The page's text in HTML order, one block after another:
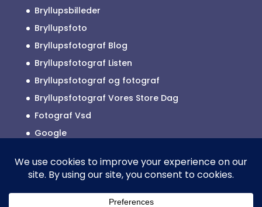
Bryllupsbilleder
Bryllupsfoto
Bryllupsfotograf Blog
Bryllupsfotograf Listen
Bryllupsfotograf og fotograf
Bryllupsfotograf Vores Store Dag
Fotograf Vsd
Google